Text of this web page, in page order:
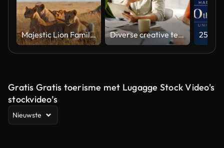
Majestic Lion Family Relaxing in Natural Habitat Under Soft Light Diverse creative team collaborating on a marketing strategy in an office meeting
Gratis Gratis toerisme met Lugagge Stock Video's
stockvideo’s
Nieuwste